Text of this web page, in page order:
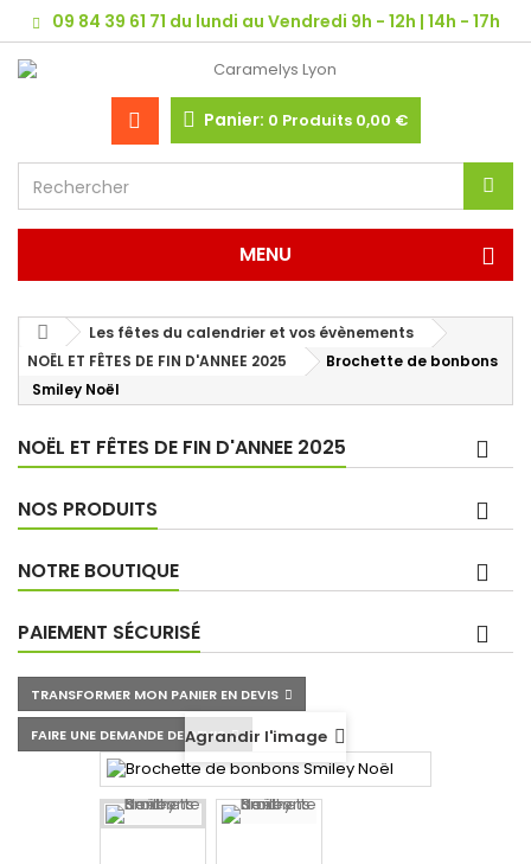
09 84 39 61 71 du lundi au Vendredi 9h - 12h | 14h - 17h
Panier: 0 Produits 0,00 €
MENU
Les fêtes du calendrier et vos évènements
NOËL ET FÊTES DE FIN D'ANNEE 2025
Brochette de bonbons
Smiley Noël
NOËL ET FÊTES DE FIN D'ANNEE 2025
NOS PRODUITS
NOTRE BOUTIQUE
PAIEMENT SÉCURISÉ
TRANSFORMER MON PANIER EN DEVIS
FAIRE UNE DEMANDE DE DEVISAgrandir l'image